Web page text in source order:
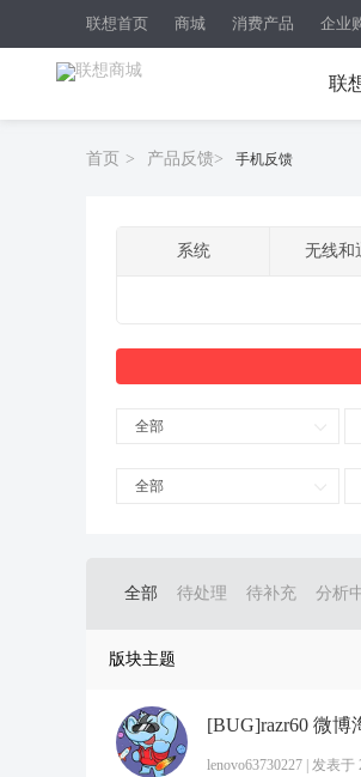
联想首页 商城 消费产品 企业
联
首页 > 产品反馈> 手机反馈
系统 无线和
全部
全部
全部 待处理 待补充 分析
版块主题
[BUG]razr60 微博
lenovo63730227 发表于